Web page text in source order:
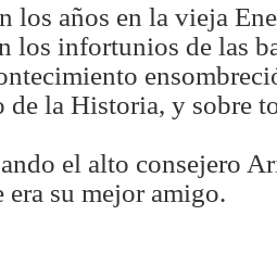
los años en la vieja
los infortunios de las
de la Historia, y sobre
el alto consejero
su mejor amigo.